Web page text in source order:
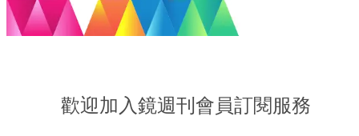
歡迎加入鏡週刊會員訂閱服務